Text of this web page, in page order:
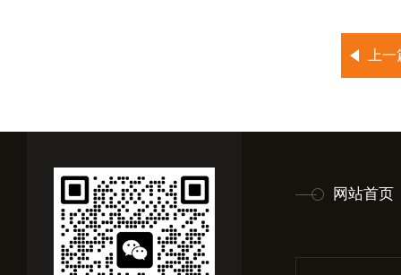
上
网站首页